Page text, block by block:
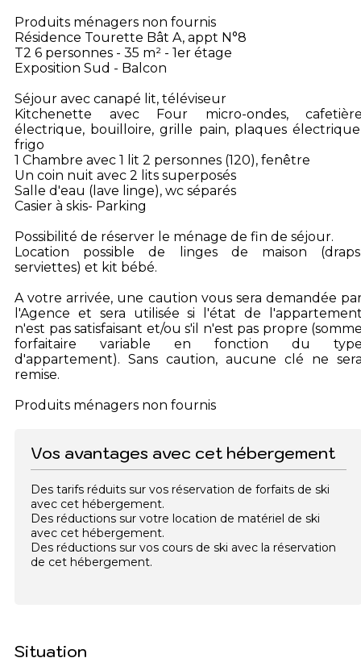
Produits ménagers non fournis
Résidence Tourette Bât A, appt N°8
T2 6 personnes - 35 m² - 1er étage
Exposition Sud - Balcon
Séjour avec canapé lit, téléviseur
Kitchenette avec Four micro-ondes,
électrique, bouilloire, grille pain, plaques
frigo
1 Chambre avec 1 lit 2 personnes (120), fenêtre
Un coin nuit avec 2 lits superposés
Salle d'eau (lave linge), wc séparés
Casier à skis- Parking
Possibilité de réserver le ménage de fin de séjour.
Location possible de linges de maison
serviettes) et kit bébé.
A votre arrivée, une caution vous sera demandée
l'Agence et sera utilisée si l'état de
n'est pas satisfaisant et/ou s'il n'est pas propre
forfaitaire variable en fonction du
d'appartement). Sans caution, aucune clé ne
remise.
Produits ménagers non fournis
Vos avantages avec cet hébergement
Des tarifs réduits sur vos réservation de forfaits de ski
avec cet hébergement.
Des réductions sur votre location de matériel de ski
avec cet hébergement.
Des réductions sur vos cours de ski avec la réservation
de cet hébergement.
Situation